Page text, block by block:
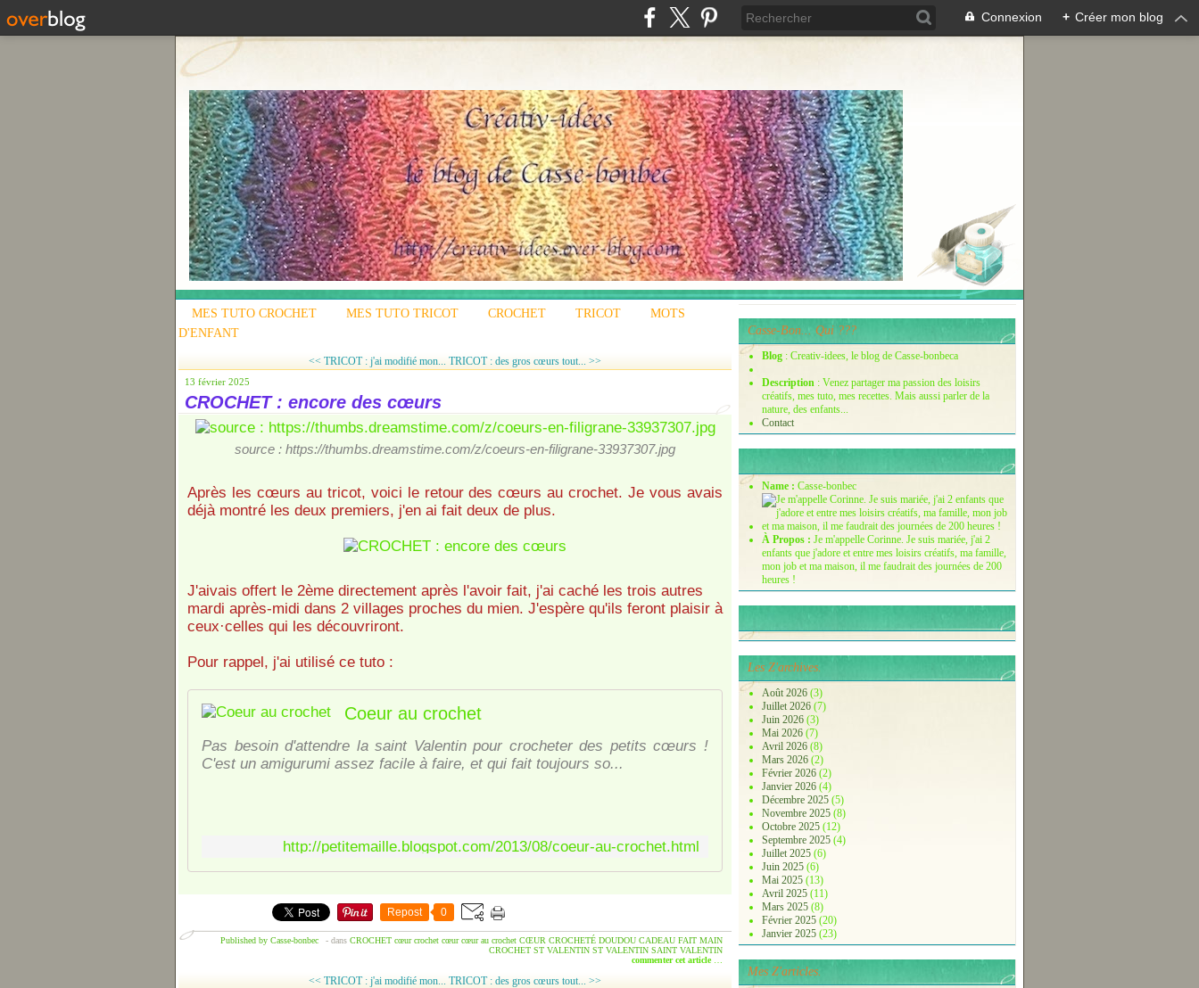
Connexion + Créer mon blog
MES TUTO CROCHET MES TUTO TRICOT CROCHET TRICOT
MOTS
D'ENFANT
<< TRICOT : j'ai modifié mon... TRICOT : des gros cœurs tout... >>
13 février 2025
CROCHET : encore des cœurs
source : https://thumbs.dreamstime.com/z/coeurs-en-filigrane-33937307.jpg
Après les cœurs au tricot, voici le retour des cœurs au crochet. Je vous avais
déjà montré les deux premiers, j'en ai fait deux de plus.
J'aivais offert le 2ème directement après l'avoir fait, j'ai caché les trois autres
mardi après-midi dans 2 villages proches du mien. J'espère qu'ils feront plaisir à
ceux·celles qui les découvriront.
Pour rappel, j'ai utilisé ce tuto :
Coeur au crochet
Pas besoin d'attendre la saint Valentin pour crocheter des petits cœurs !
C'est un amigurumi assez facile à faire, et qui fait toujours so...
http://petitemaille.blogspot.com/2013/08/coeur-au-crochet.html
Repost 0
Published by Casse-bonbec - dans CROCHET cœur crochet cœur cœur au crochet CŒUR CROCHETÉ DOUDOU CADEAU FAIT MAIN
CROCHET ST VALENTIN ST VALENTIN SAINT VALENTIN
commenter cet article
<< TRICOT : j'ai modifié mon... TRICOT : des gros cœurs tout... >>
Casse-Bon... Qui ???
Blog : Creativ-idees, le blog de Casse-bonbeca
Description : Venez partager ma passion des loisirs
créatifs, mes tuto, mes recettes. Mais aussi parler de la
nature, des enfants...
Contact
Name : Casse-bonbec
À Propos : Je m'appelle Corinne. Je suis mariée, j'ai 2
enfants que j'adore et entre mes loisirs créatifs, ma famille,
mon job et ma maison, il me faudrait des journées de 200
heures !
Les Z'archives.
Août 2026 (3)
Juillet 2026 (7)
Juin 2026 (3)
Mai 2026 (7)
Avril 2026 (8)
Mars 2026 (2)
Février 2026 (2)
Janvier 2026 (4)
Décembre 2025 (5)
Novembre 2025 (8)
Octobre 2025 (12)
Septembre 2025 (4)
Juillet 2025 (6)
Juin 2025 (6)
Mai 2025 (13)
Avril 2025 (11)
Mars 2025 (8)
Février 2025 (20)
Janvier 2025 (23)
Mes Z'articles.